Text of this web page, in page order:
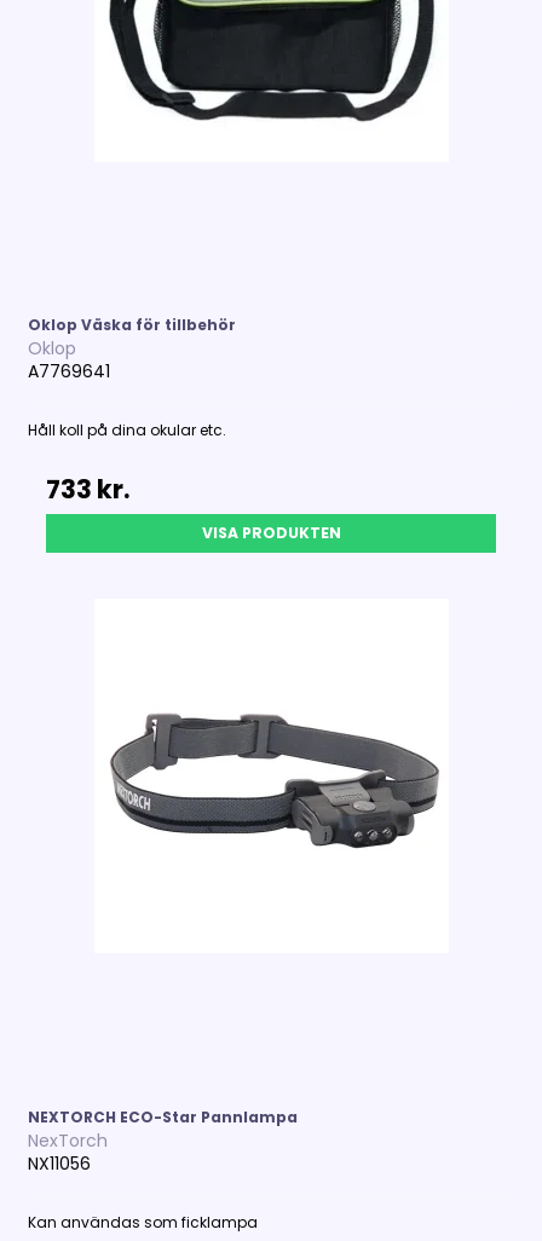
Oklop Väska för tillbehör
Oklop
A7769641
Håll koll på dina okular etc.
733 kr.
VISA PRODUKTEN
NEXTORCH ECO-Star Pannlampa
NexTorch
NX11056
Kan användas som ficklampa